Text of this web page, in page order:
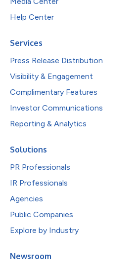
Help Center
Services
Press Release Distribution
Visibility & Engagement
Complimentary Features
Investor Communications
Reporting & Analytics
Solutions
PR Professionals
IR Professionals
Agencies
Public Companies
Explore by Industry
Newsroom